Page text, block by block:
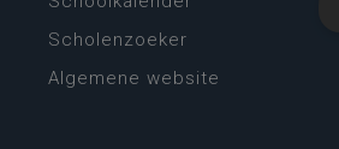
Scholenzoeker
Algemene website